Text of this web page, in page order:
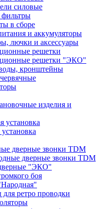
силовые
в сборе
и аккумуляторы
лючки и аксессуары
решетки
решетки "ЭКО"
кронштейны
изделия и
установка
дверные звонки TDM
дверные звонки TDM
"ЭКО"
боя
для ретро проводки